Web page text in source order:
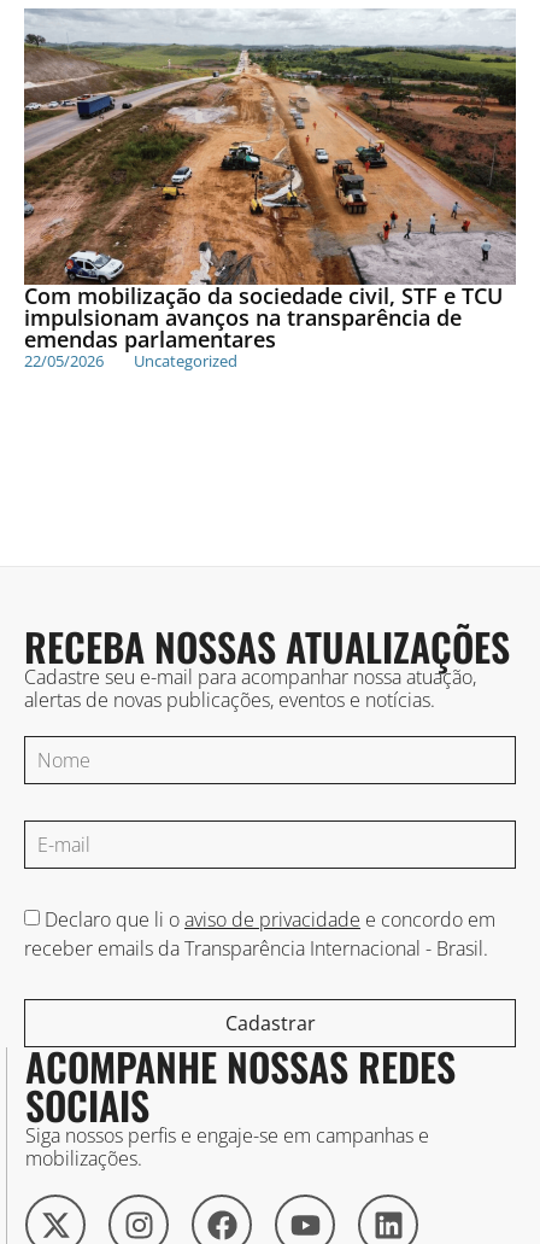
Com mobilização da sociedade civil, STF e TCU
impulsionam avanços na transparência de
emendas parlamentares
22/05/2026 Uncategorized
RECEBA NOSSAS ATUALIZAÇÕES
Cadastre seu e-mail para acompanhar nossa atuação,
alertas de novas publicações, eventos e notícias.
Declaro que li oaviso de privacidade e concordo em
receber emails da Transparência Internacional - Brasil.
Cadastrar
ACOMPANHE NOSSAS REDES
SOCIAIS
Siga nossos perfis e engaje-se em campanhas e
mobilizações.